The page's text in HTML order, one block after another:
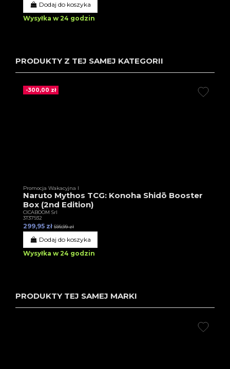
Dodaj do koszyka
Wysyłka w 24 godzin
PRODUKTY Z TEJ SAMEJ KATEGORII
-300,00 zł
Promocja Wakacyjna I
Naruto Mythos TCG: Konoha Shidō Booster
Box (2nd Edition)
CICABOOM Srl
3T37932
299,95 zł 599,99 zł
Dodaj do koszyka
Wysyłka w 24 godzin
PRODUKTY TEJ SAMEJ MARKI